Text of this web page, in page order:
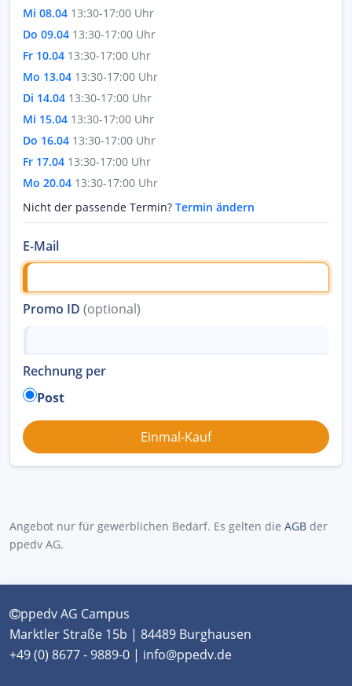
Mi 08.04 13:30-17:00 Uhr
Do 09.04 13:30-17:00 Uhr
Fr 10.04 13:30-17:00 Uhr
Mo 13.04 13:30-17:00 Uhr
Di 14.04 13:30-17:00 Uhr
Mi 15.04 13:30-17:00 Uhr
Do 16.04 13:30-17:00 Uhr
Fr 17.04 13:30-17:00 Uhr
Mo 20.04 13:30-17:00 Uhr
Nicht der passende Termin? Termin ändern
E-Mail
Promo ID (optional)
Rechnung per
Post
Angebot nur für gewerblichen Bedarf. Es gelten die AGB der
ppedv AG.
ppedv AG Campus
Marktler Straße 15b | 84489 Burghausen
+49 (0) 8677 - 9889-0 | info@ppedv.de